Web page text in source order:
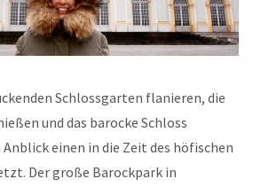
Schlossgarten flanieren, die
und das barocke Schloss
Anblick einen in die Zeit des höfischen
Der große Barockpark in